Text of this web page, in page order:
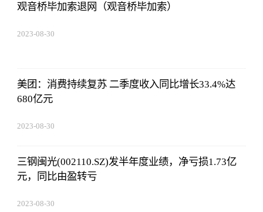
观音桥毕加索退网（观音桥毕加索）
2023-08-30
美团：消费持续复苏 二季度收入同比增长33.4%达
680亿元
2023-08-30
三钢闽光(002110.SZ)发半年度业绩，净亏损1.73亿
元，同比由盈转亏
2023-08-30